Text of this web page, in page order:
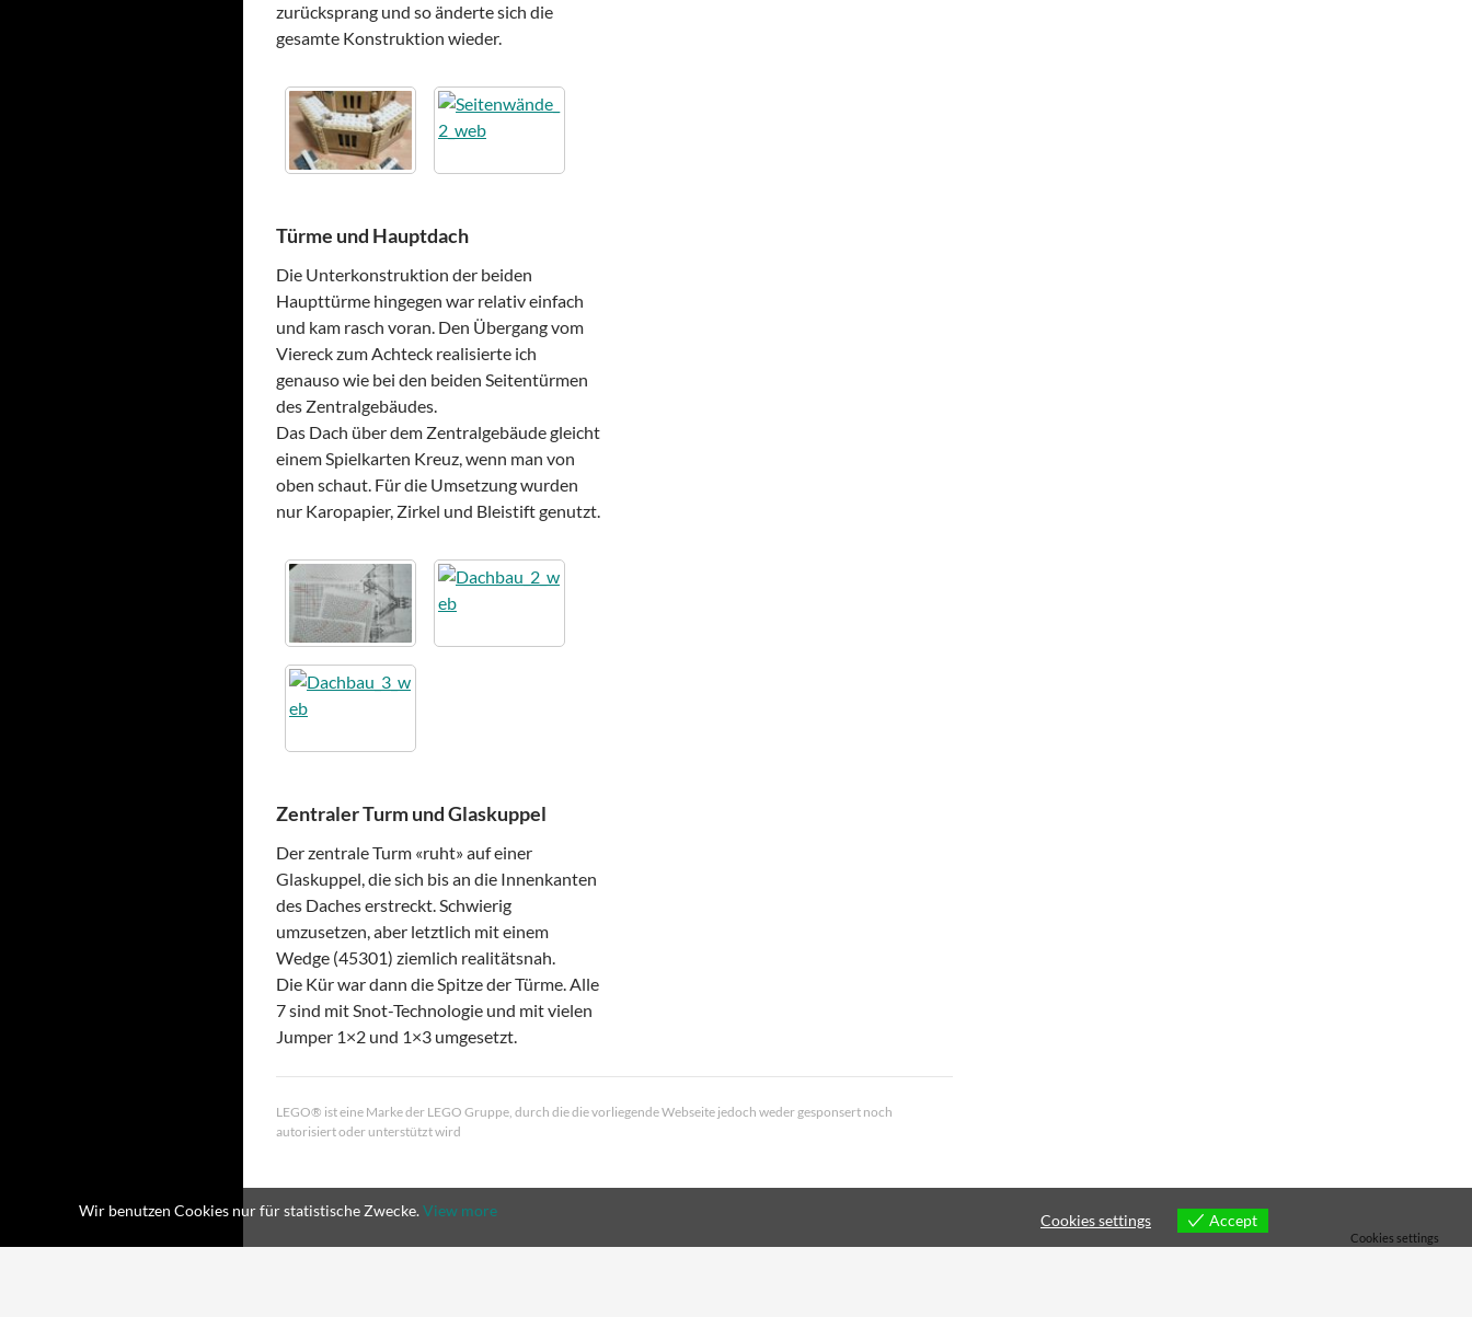
zurücksprang und so änderte sich die
gesamte Konstruktion wieder.
Türme und Hauptdach
Die Unterkonstruktion der beiden
Haupttürme hingegen war relativ einfach
und kam rasch voran. Den Übergang vom
Viereck zum Achteck realisierte ich
genauso wie bei den beiden Seitentürmen
des Zentralgebäudes.
Das Dach über dem Zentralgebäude gleicht
einem Spielkarten Kreuz, wenn man von
oben schaut. Für die Umsetzung wurden
nur Karopapier, Zirkel und Bleistift genutzt.
Zentraler Turm und Glaskuppel
Der zentrale Turm «ruht» auf einer
Glaskuppel, die sich bis an die Innenkanten
des Daches erstreckt. Schwierig
umzusetzen, aber letztlich mit einem
Wedge (45301) ziemlich realitätsnah.
Die Kür war dann die Spitze der Türme. Alle
7 sind mit Snot-Technologie und mit vielen
Jumper 1×2 und 1×3 umgesetzt.
LEGO® ist eine Marke der LEGO Gruppe, durch die die vorliegende Webseite jedoch weder gesponsert noch
autorisiert oder unterstützt wird
Wir benutzen Cookies nur für statistische Zwecke.View more
Cookies settings Accept
Cookies settings